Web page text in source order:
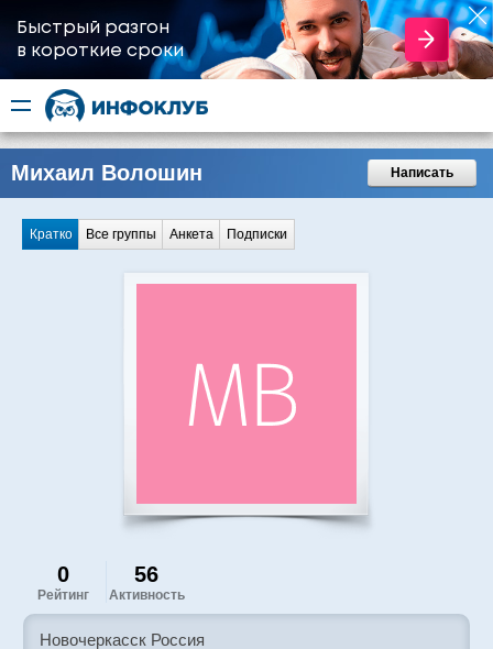
Быстрый разгон
​в короткие сроки
Михаил Волошин Написать
Кратко Все группы Анкета Подписки
0
Рейтинг
56
Активность
Новочеркасск Россия